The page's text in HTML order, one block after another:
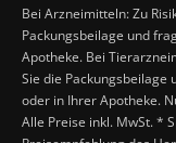
Bei Arzneimitteln: Zu
Packungsbeilage und
Apotheke. Bei
Sie die Packungsbeilage
oder in Ihrer Apotheke.
Alle Preise inkl. MwSt. *